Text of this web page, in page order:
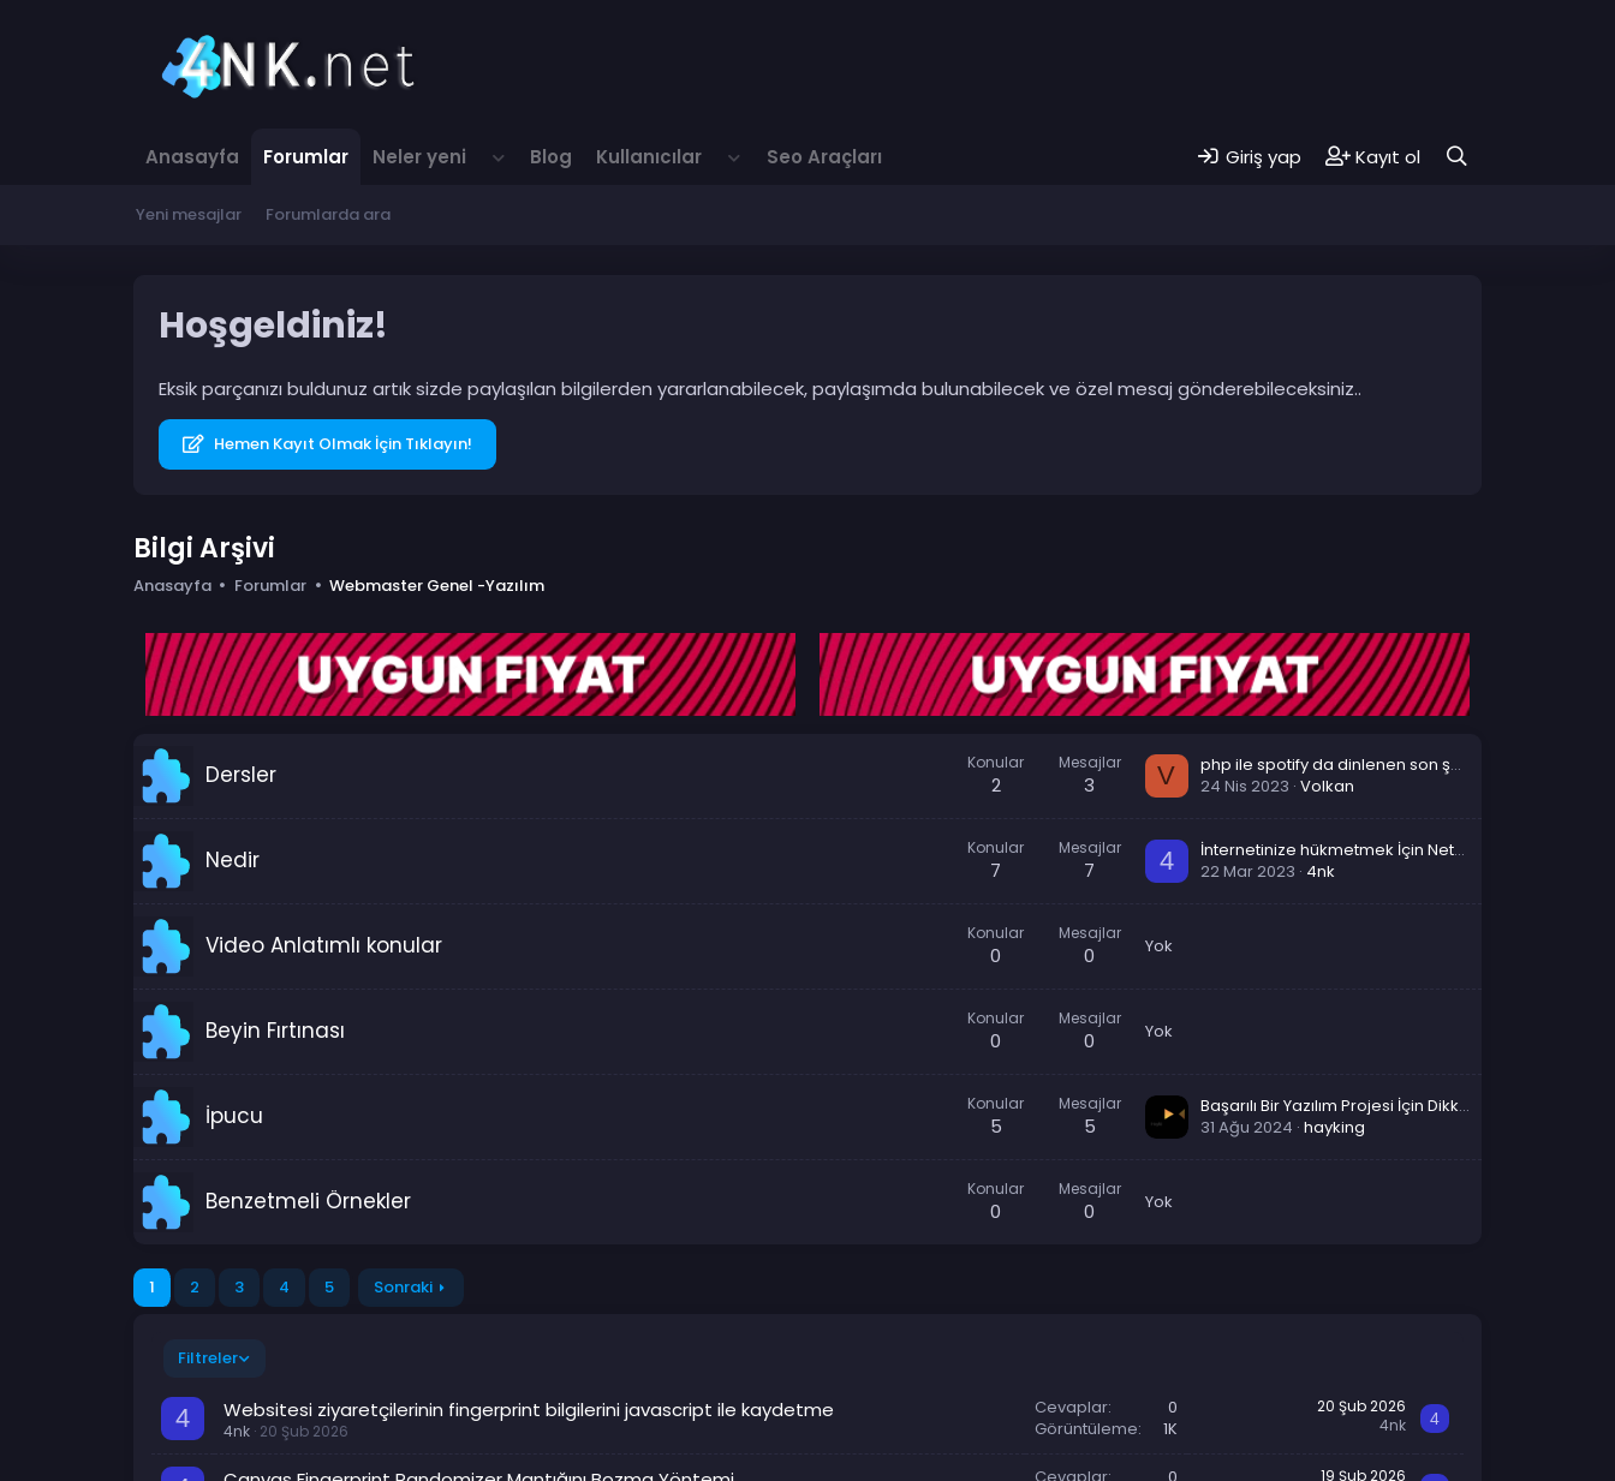
Anasayfa Forumlar Neler yeni Blog Kullanıcılar Seo Araçları Giriş yap Kayıt ol
Yeni mesajlar Forumlarda ara
Hoşgeldiniz!
Eksik parçanızı buldunuz artık sizde paylaşılan bilgilerden yararlanabilecek, paylaşımda bulunabilecek ve özel mesaj gönderebileceksiniz..
Hemen Kayıt Olmak İçin Tıklayın!
Bilgi Arşivi
Anasayfa Forumlar Webmaster Genel -Yazılım
Dersler Konular
2
Mesajlar
3 V
php ile spotify da dinlenen son şarkıyı çekme
24 Nis 2023 Volkan
Nedir Konular
7
Mesajlar
7 4
İnternetinize hükmetmek İçin NetLimiter Programı Kullanımı
22 Mar 2023 4nk
Video Anlatımlı konular Konular
0
Mesajlar
0 Yok
Beyin Fırtınası Konular
0
Mesajlar
0 Yok
İpucu Konular
5
Mesajlar
5
Başarılı Bir Yazılım Projesi İçin Dikkat Edilmesi Gereken İpuçları
31 Ağu 2024 hayking
Benzetmeli Örnekler Konular
0
Mesajlar
0 Yok
1 2 3 4 5 Sonraki
Filtreler
4 Websitesi ziyaretçilerinin fingerprint bilgilerini javascript ile kaydetme
4nk 20 Şub 2026
Cevaplar
0
Görüntüleme
1K
20 Şub 2026
4nk
4
19 Şub 2026